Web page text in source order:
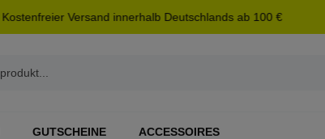
Kostenfreier Versand innerhalb Deutschlands ab 100 €
GUTSCHEINE ACCESSOIRES